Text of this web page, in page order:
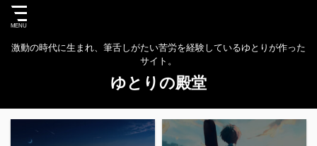
激動の時代に生まれ、筆舌しがたい苦労を経験しているゆとりが作った
サイト。
ゆとりの殿堂